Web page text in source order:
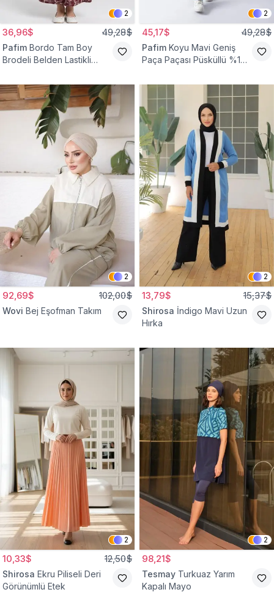
2
36,96$ 49,28$
Pafim Bordo Tam Boy
Brodeli Belden Lastikli
2
45,17$ 49,28$
Pafim Koyu Mavi Geniş
Paça Paçası Püsküllü %100
Pantolon
2
92,69$ 102,00$
Wovi Bej Eşofman Takım
2
13,79$ 15,37$
Shirosa İndigo Mavi Uzun
Hırka
2
10,33$ 12,50$
Shirosa Ekru Piliseli Deri
Görünümlü Etek
2
98,21$
Tesmay Turkuaz Yarım
Kapalı Mayo